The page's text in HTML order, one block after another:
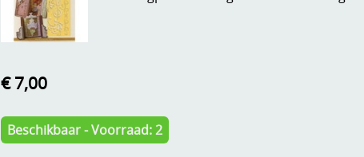
€ 7,00
Beschikbaar - Voorraad: 2